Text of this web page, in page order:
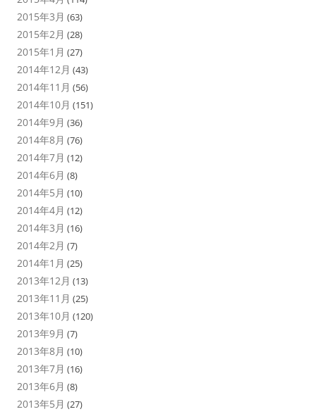
2015年3月 (63)
2015年2月 (28)
2015年1月 (27)
2014年12月 (43)
2014年11月 (56)
2014年10月 (151)
2014年9月 (36)
2014年8月 (76)
2014年7月 (12)
2014年6月 (8)
2014年5月 (10)
2014年4月 (12)
2014年3月 (16)
2014年2月 (7)
2014年1月 (25)
2013年12月 (13)
2013年11月 (25)
2013年10月 (120)
2013年9月 (7)
2013年8月 (10)
2013年7月 (16)
2013年6月 (8)
2013年5月 (27)